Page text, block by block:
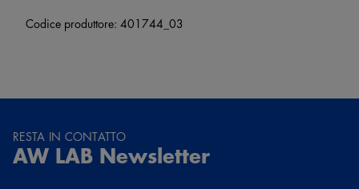
Codice produttore: 401744_03
RESTA IN CONTATTO
AW LAB Newsletter